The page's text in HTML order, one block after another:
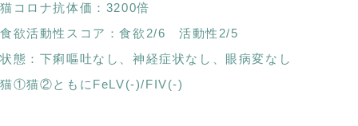
猫コロナ抗体価：3200倍
食欲活動性スコア：食欲2/6 活動性2/5
状態：下痢嘔吐なし、神経症状なし、眼病変なし
猫①猫②ともにFeLV(-)/FIV(-)